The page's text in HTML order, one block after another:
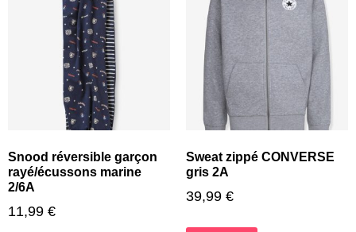
Snood réversible garçon
rayé/écussons marine
2/6A
11,99 €
Sweat zippé CONVERSE
gris 2A
39,99 €